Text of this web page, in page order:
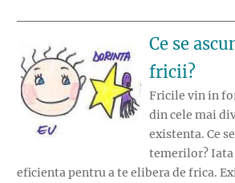
Ce se
fricii?
Fricile vin in
din cele mai
existenta. Ce
temerilor? Iata
eficienta pentru a te elibera de frica.